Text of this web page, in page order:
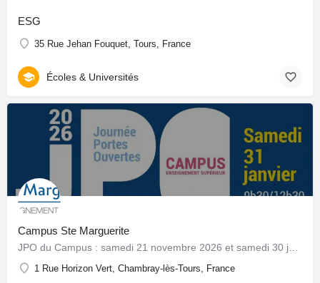
ESG
35 Rue Jehan Fouquet, Tours, France
Écoles & Universités
Campus Ste Marguerite
JPO du Campus : samedi 21 novembre 2026 et samedi 30 janvier 2027 !
1 Rue Horizon Vert, Chambray-lès-Tours, France